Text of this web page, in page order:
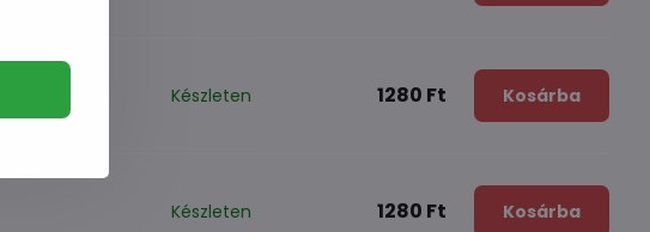
Készleten 1280 Ft Kosárba
Készleten 1280 Ft Kosárba